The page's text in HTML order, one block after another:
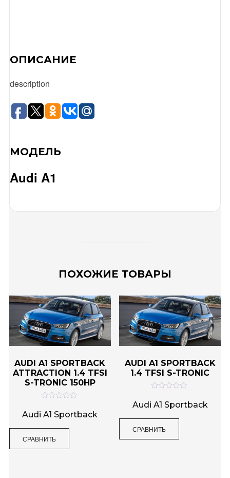
ОПИСАНИЕ
description
МОДЕЛЬ
Audi A1
ПОХОЖИЕ ТОВАРЫ
AUDI A1 SPORTBACK
ATTRACTION 1.4 TFSI
S-TRONIC 150HP
ц
е
а
Audi A1 Sportback
СРАВНИТЬ
AUDI A1 SPORTBACK
1.4 TFSI S-TRONIC
ц
е
а
Audi A1 Sportback
СРАВНИТЬ